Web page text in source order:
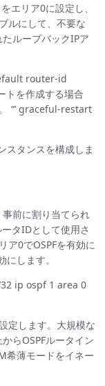
エリア0に設定し、
ルにして、不要な
ループバックIPア
router-id
トを作成する場合
“’ graceful-restart
スタンスを構成しま
前に割り当てられ
タIDとして使用さ
ア0でOSPFを有効に
します。
ip ospf 1 area 0
定します。大規模な
らOSPFルータイン
希薄モードをイネー